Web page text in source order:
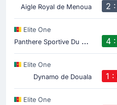
Aigle Royal de Menoua
2
Elite One
P
anthere Sportive Du Nde 4
Elite One
Dynamo de Douala
1 :
Elite One